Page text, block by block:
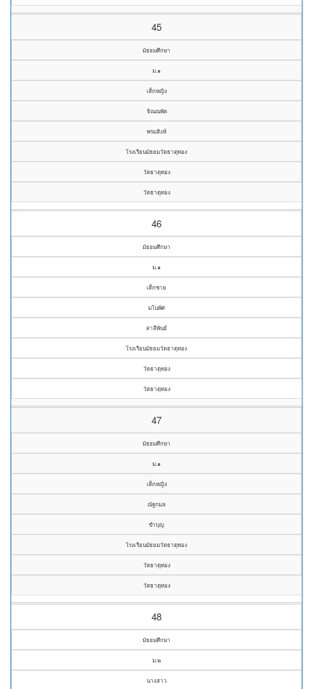
45
มัธยมศึกษา
ม.๑
เด็กหญิง
จิณณพัต
พรมสิงห์
โรงเรียนมัธยมวัดธาตุทอง
วัดธาตุทอง
วัดธาตุทอง
46
มัธยมศึกษา
ม.๑
เด็กชาย
มโนพัศ
สาลีพันธ์
โรงเรียนมัธยมวัดธาตุทอง
วัดธาตุทอง
วัดธาตุทอง
47
มัธยมศึกษา
ม.๑
เด็กหญิง
ณัฐกมล
ขำบุญ
โรงเรียนมัธยมวัดธาตุทอง
วัดธาตุทอง
วัดธาตุทอง
48
มัธยมศึกษา
ม.๒
นางสาว